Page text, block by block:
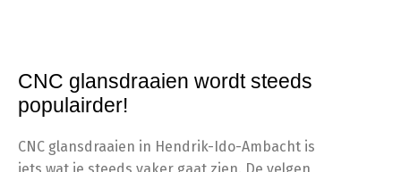
CNC glansdraaien wordt steeds
populairder!
CNC glansdraaien in Hendrik-Ido-Ambacht is